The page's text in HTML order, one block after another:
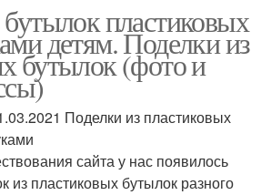
пластиковых
детям. Поделки из
бутылок (фото и
Поделки из пластиковых
сайта у нас появилось
из пластиковых бутылок разного